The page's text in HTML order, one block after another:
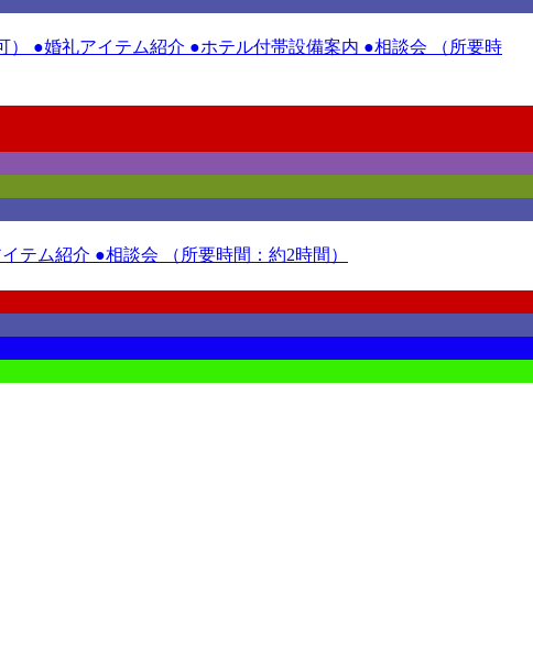
） ●婚礼アイテム紹介 ●ホテル付帯設備案内 ●相談会 （所要時
テム紹介 ●相談会 （所要時間：約2時間）